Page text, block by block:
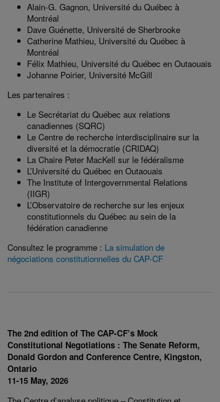
Alain-G. Gagnon, Université du Québec à
Montréal
Dave Guénette, Université de Sherbrooke
Catherine Mathieu, Université du Québec à
Montréal
Félix Mathieu, Université du Québec en Outaouais
Johanne Poirier, Université McGill
Les partenaires :
Le Secrétariat du Québec aux relations
canadiennes (SQRC)
Le Centre de recherche interdisciplinaire sur la
diversité et la démocratie (CRIDAQ)
La Chaire Peter MacKell sur le fédéralisme
L’Université du Québec en Outaouais
The Institute of Intergovernmental Relations
(IIGR)
L’Observatoire de recherche sur les enjeux
constitutionnels du Québec au sein de la
fédération canadienne
Consultez le programme : La simulation de
négociations constitutionnelles du CAP-CF
The 2nd edition of The CAP-CF’s Mock
Constitutional Negotiations : The Senate Reform,
Donald Gordon and Conference Centre, Kingston,
Ontario
11-15 May, 2026